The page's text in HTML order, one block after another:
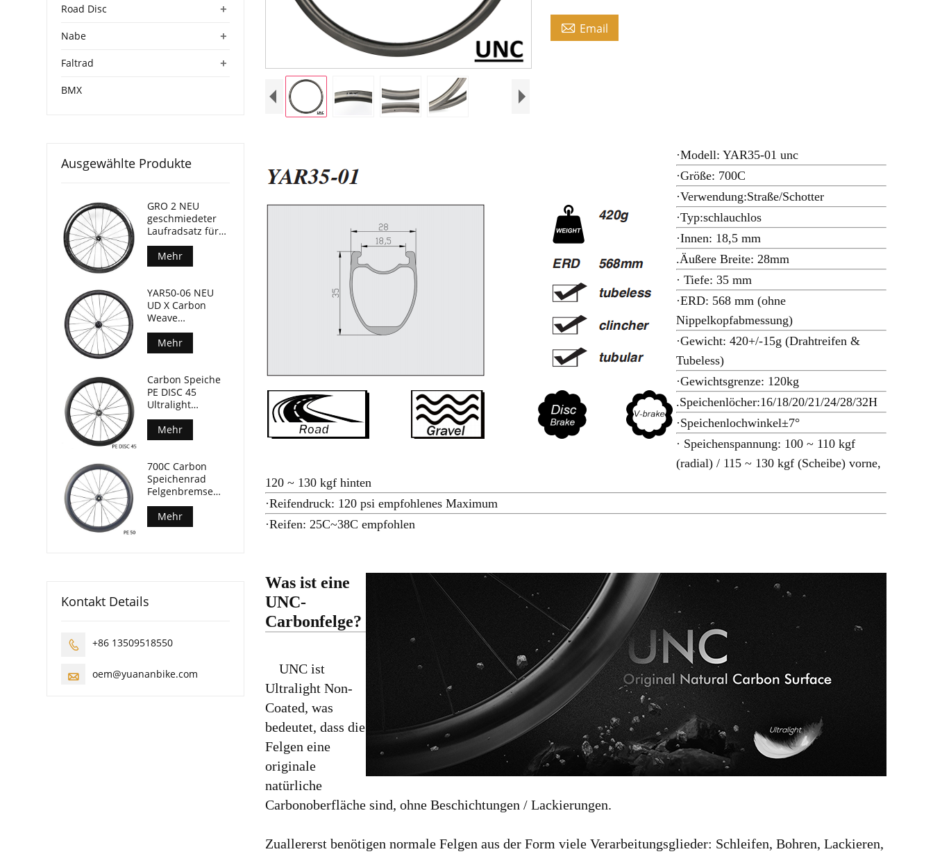
 Email
·Modell: YAR35-01 unc
·Größe: 700C
·Verwendung:Straße/Schotter
·Typ:schlauchlos
·Innen: 18,5 mm
.Äußere Breite: 28mm
· Tiefe: 35 mm
·ERD: 568 mm (ohne
Nippelkopfabmessung)
·Gewicht: 420+/-15g (Drahtreifen &
Tubeless)
·Gewichtsgrenze: 120kg
.Speichenlöcher:16/18/20/21/24/28/32H
·Speichenlochwinkel±7°
· Speichenspannung: 100 ~ 110 kgf
(radial) / 115 ~ 130 kgf (Scheibe) vorne,
120 ~ 130 kgf hinten
·Reifendruck: 120 psi empfohlenes Maximum
·Reifen: 25C~38C empfohlen
Was ist eine
UNC-
Carbonfelge?
UNC ist
Ultralight Non-
Coated, was
bedeutet, dass die
Felgen eine
originale
natürliche
Carbonoberfläche sind, ohne Beschichtungen / Lackierungen.
Zuallererst benötigen normale Felgen aus der Form viele Verarbeitungsglieder: Schleifen, Bohren, Lackieren,
+
Road Disc
+
Nabe
+
Faltrad
BMX
Ausgewählte Produkte
GRO 2 NEU
geschmiedeter
Laufradsatz für
Gravel-Bikes, 45
mm Tiefe, 24 mm
Innenbreite
Mehr
YAR50-06 NEU
UD X Carbon
Weave
Felgenbremse
Fahrrad
Laufradsatz
29mm Breite
Mehr
Carbon Speiche
PE DISC 45
Ultralight
Laufradsatz
Keramiklager nur
1280g
Mehr
700C Carbon
Speichenrad
Felgenbremse
Keramiklager
Rennrad
Laufradsatz
Mehr
Kontakt Details
 +86 13509518550
 oem@yuananbike.com